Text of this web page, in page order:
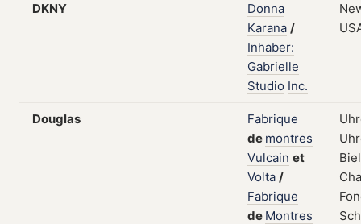
DKNY
Donna
Karana /
Inhaber:
Gabrielle
Studio Inc.
Douglas
Fabrique
de montres
Vulcain et
Volta /
Fabrique
de Montres